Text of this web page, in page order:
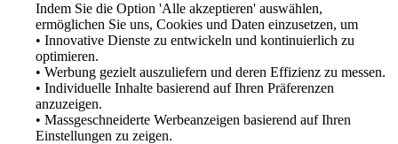
Deutsch
Indem Sie die Option 'Alle akzeptieren' auswählen,
ermöglichen Sie uns, Cookies und Daten einzusetzen, um
• Innovative Dienste zu entwickeln und kontinuierlich zu
optimieren.
• Werbung gezielt auszuliefern und deren Effizienz zu messen.
• Individuelle Inhalte basierend auf Ihren Präferenzen
anzuzeigen.
• Massgeschneiderte Werbeanzeigen basierend auf Ihren
Einstellungen zu zeigen.